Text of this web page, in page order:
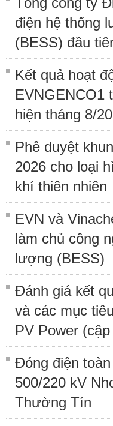
điện hệ thống
(BESS) đầu
Kết quả hoạt
EVNGENCO1
hiện tháng 8/
Phê duyệt
2026 cho loại
khí thiên nhiên
EVN và
làm chủ công
lượng (BESS)
Đánh giá kết
và các mục
PV Power
Đóng điện
500/220 kV
Thường Tín